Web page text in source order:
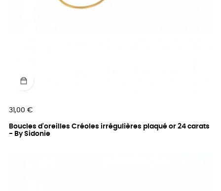
Prix
31,00 €
Boucles d'oreilles Créoles irrégulières plaqué or 24 carats
- By Sidonie